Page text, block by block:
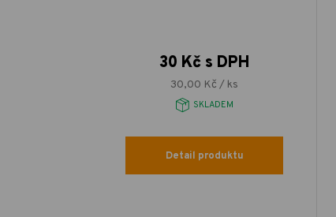
30 Kč s DPH
30,00 Kč / ks
SKLADEM
Detail produktu